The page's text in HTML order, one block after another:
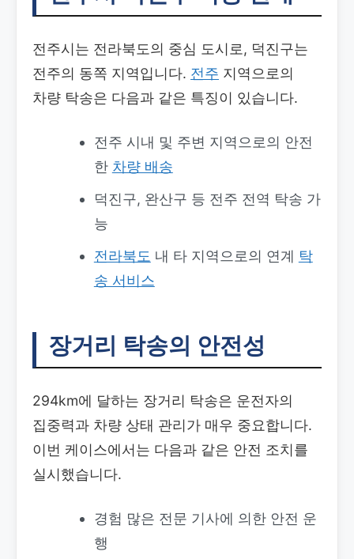
전주시는 전라북도의 중심 도시로, 덕진구는
전주의 동쪽 지역입니다. 전주 지역으로의
차량 탁송은 다음과 같은 특징이 있습니다.
전주 시내 및 주변 지역으로의 안전
한 차량 배송
덕진구, 완산구 등 전주 전역 탁송 가
능
전라북도 내 타 지역으로의 연계 탁
송 서비스
장거리 탁송의 안전성
294km에 달하는 장거리 탁송은 운전자의
집중력과 차량 상태 관리가 매우 중요합니다.
이번 케이스에서는 다음과 같은 안전 조치를
실시했습니다.
경험 많은 전문 기사에 의한 안전 운
행